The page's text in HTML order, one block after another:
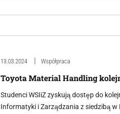
13.03.2024 Współpraca
Toyota Material Handling
Studenci WSIiZ zyskują dostęp do
Informatyki i Zarządzania z siedzibą w